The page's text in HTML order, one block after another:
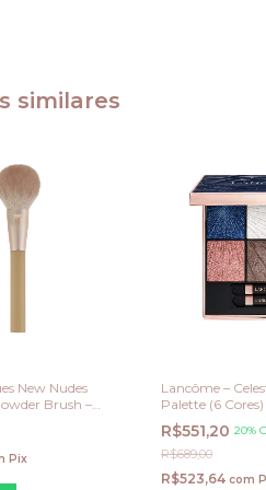
similares
New Nudes
Brush –
Pix
Lancôme –
Palette (6 Cores)
R$551,20 20%
R$689,00
R$523,64 com